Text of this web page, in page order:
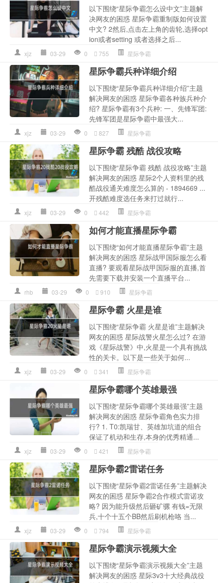
以下围绕“星际争霸怎么设中文”主题解
决网友的困惑 星际争霸重制版如何设置
中文? 2然后,点击左上角的齿轮,选择opt
ion或者setting 或者选择之后...
xjz 03-29 0 755 星际争霸
星际争霸兵种详细介绍
以下围绕“星际争霸兵种详细介绍”主题
解决网友的困惑 星际争霸各种族兵种介
绍? 星际争霸有3个兵种: 一、先锋军团:
先锋军团是星际争霸中最强大...
xjz 03-29 0 827 星际争霸
星际争霸 残酷 战役攻略
以下围绕“星际争霸 残酷 战役攻略”主题
解决网友的困惑 星际2个人资料里的残
酷战役通关难度怎么算的 - 1894669 ...
开残酷难度选任务来打过就行...
xjz 03-29 0 442 星际争霸
如何才能直播星际争霸
以下围绕“如何才能直播星际争霸”主题
解决网友的困惑 星际战甲国际服怎么看
直播? 要观看星际战甲国际服的直播,首
先需要下载并安装一个直播平台...
rhb 03-29 0 910 星际争霸
星际争霸 火星是谁
以下围绕“星际争霸 火星是谁”主题解决
网友的困惑 星际战警火星怎么过? 在游
戏《星际战警》中,火星是一个具有挑战
性的关卡。以下是一些关于如何...
xjz 03-29 0 341 星际争霸
星际争霸哪个英雄最强
以下围绕“星际争霸哪个英雄最强”主题
解决网友的困惑 星际争霸角色实力排
行? 1. T0:凯瑞甘、英雄加坑道的组合
保证了机动和生存,本身的优秀精通...
xjz 03-29 0 421 星际争霸
星际争霸2雷诺任务
以下围绕“星际争霸2雷诺任务”主题解决
网友的困惑 星际争霸2合作模式雷诺攻
略? 因为能升级然后砸矿骡 有钱=无限
兵,十个十五个BB然后刷机枪咯 当...
xjz 03-29 0 794 星际争霸
星际争霸演示视频大全
以下围绕“星际争霸演示视频大全”主题
解决网友的困惑 星际3v3十大经典战役